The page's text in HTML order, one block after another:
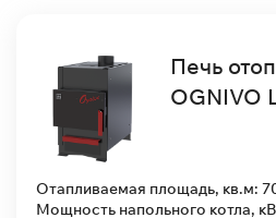
Печь
OGNIVO
Отапливаемая площадь, кв.м:
Мощность напольного котла,